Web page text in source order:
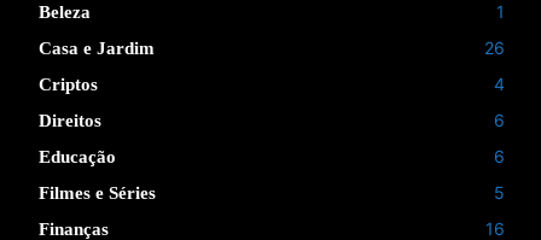
Beleza 1
Casa e Jardim 26
Criptos 4
Direitos 6
Educação 6
Filmes e Séries 5
Finanças 16